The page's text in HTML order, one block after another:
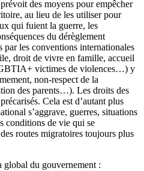
des moyens pour empêcher
au lieu de les utiliser pour
qui fuient la guerre, les
du dérèglement
les conventions internationales
droit de vivre en famille, accueil
victimes de violences…) y
non-respect de la
des parents…). Les droits des
Cela est d’autant plus
s’aggrave, guerres, situations
conditions de vie qui se
routes migratoires toujours plus
global du gouvernement :